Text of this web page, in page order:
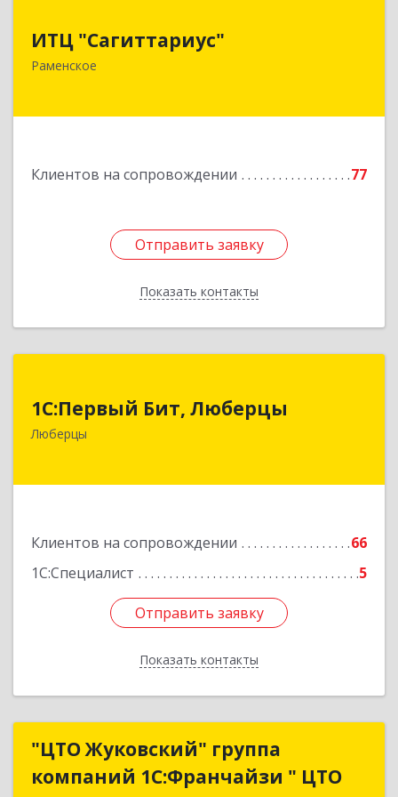
ИТЦ "Сагиттариус"
Раменское
Клиентов на сопровождении 77
Отправить заявку
Показать контакты
140103, Московская обл, Раменское г,
Приборостроителей ул, дом № 16А, кв.16
Подробнее
Отправить заявку
Назад
1С:Первый Бит, Люберцы
Люберцы
Клиентов на сопровождении
66
1С:Специалист
5
Отправить заявку
Показать контакты
140009, Московская обл, Люберецкий р-н,
Люберцы г, Митрофанова ул, дом № 20А, оф.15
Подробнее
Отправить заявку
Назад
"ЦТО Жуковский" группа
компаний 1С:Франчайзи " ЦТО
"ЦТО Жуковский" группа
компаний 1С:Франчайзи " ЦТО